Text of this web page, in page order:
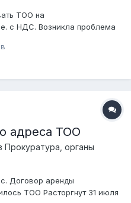
ТОО на
с НДС. Возникла проблема
квартирантам. Есть
но там не прописан.
адреса ТОО
Прокуратура, органы
Договор аренды
ТОО Расторгнут 31 июля